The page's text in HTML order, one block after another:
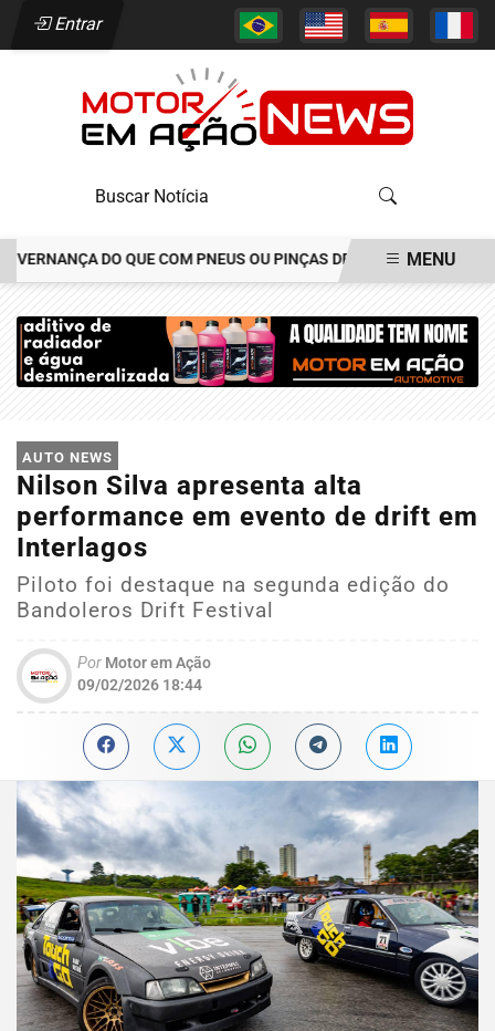
Entrar
DO QUE COM PNEUS OU PINÇAS DE FREIOS JOÃO
MENU
AUTO NEWS
Nilson Silva apresenta alta
performance em evento de drift em
Interlagos
Piloto foi destaque na segunda edição do
Bandoleros Drift Festival
Por Motor em Ação
09/02/2026 18:44